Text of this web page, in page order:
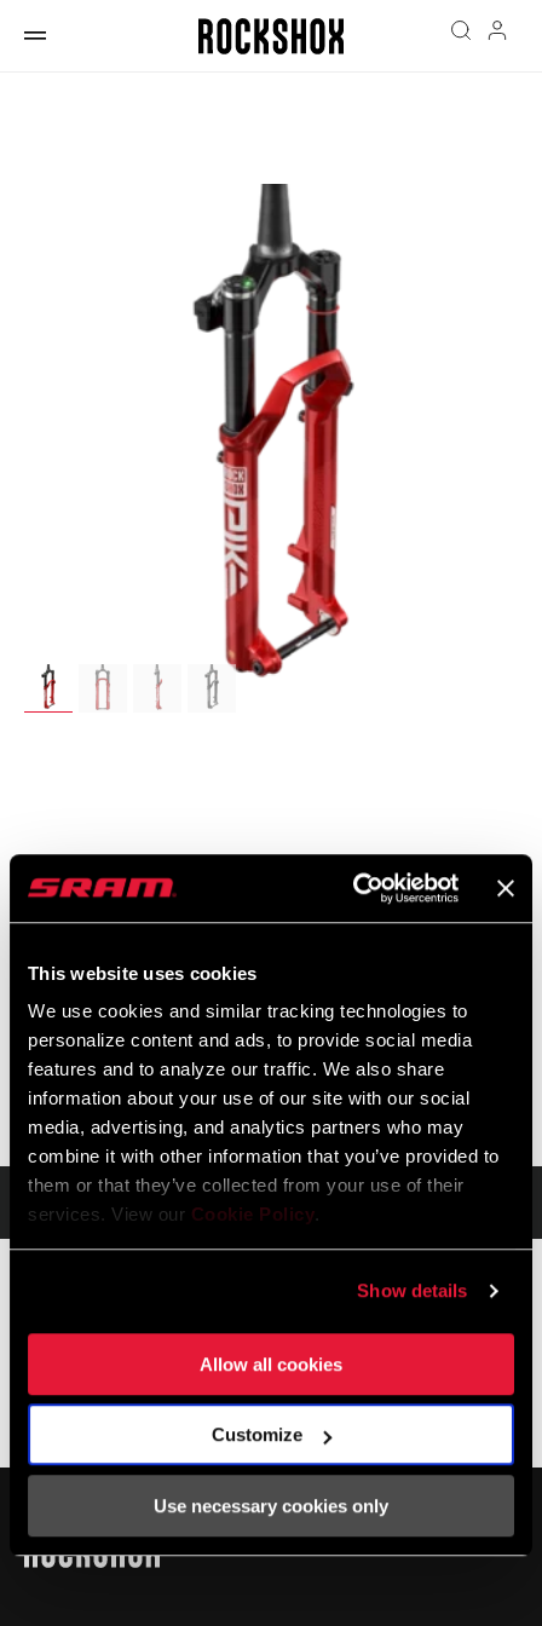
This website uses cookies
We use cookies and similar tracking technologies to
personalize content and ads, to provide social media
features and to analyze our traffic. We also share
information about your use of our site with our social
media, advertising, and analytics partners who may
combine it with other information that you’ve provided to
them or that they’ve collected from your use of their
services. View our Cookie Policy.
Show details
Allow all cookies
Customize
Use necessary cookies only
UVP
$1649 FS-PIKE-UFA-C3
Spezifikationen
SCHUTZBLECH-
KOMPATIBILITÄT
Service
MONTAGE. SERVICE. KOMPATIBILITÄT. Im SRAM-Service-Hub
stehen alle Unterlagen zur Verfügung, die man für die